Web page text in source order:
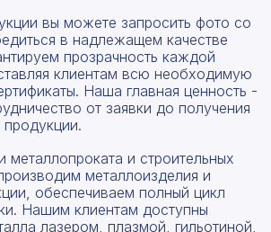
вы можете запросить фото со
в надлежащем качестве
прозрачность каждой
клиентам всю необходимую
Наша главная ценность -
от заявки до получения
и строительных
металлоизделия и
обеспечиваем полный цикл
Нашим клиентам доступны
лазером, плазмой, гильотиной,